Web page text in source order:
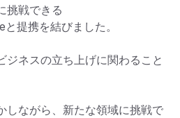
挑戦できる
提携を結びました。
ジネスの立ち上げに関わること
しながら、新たな領域に挑戦で